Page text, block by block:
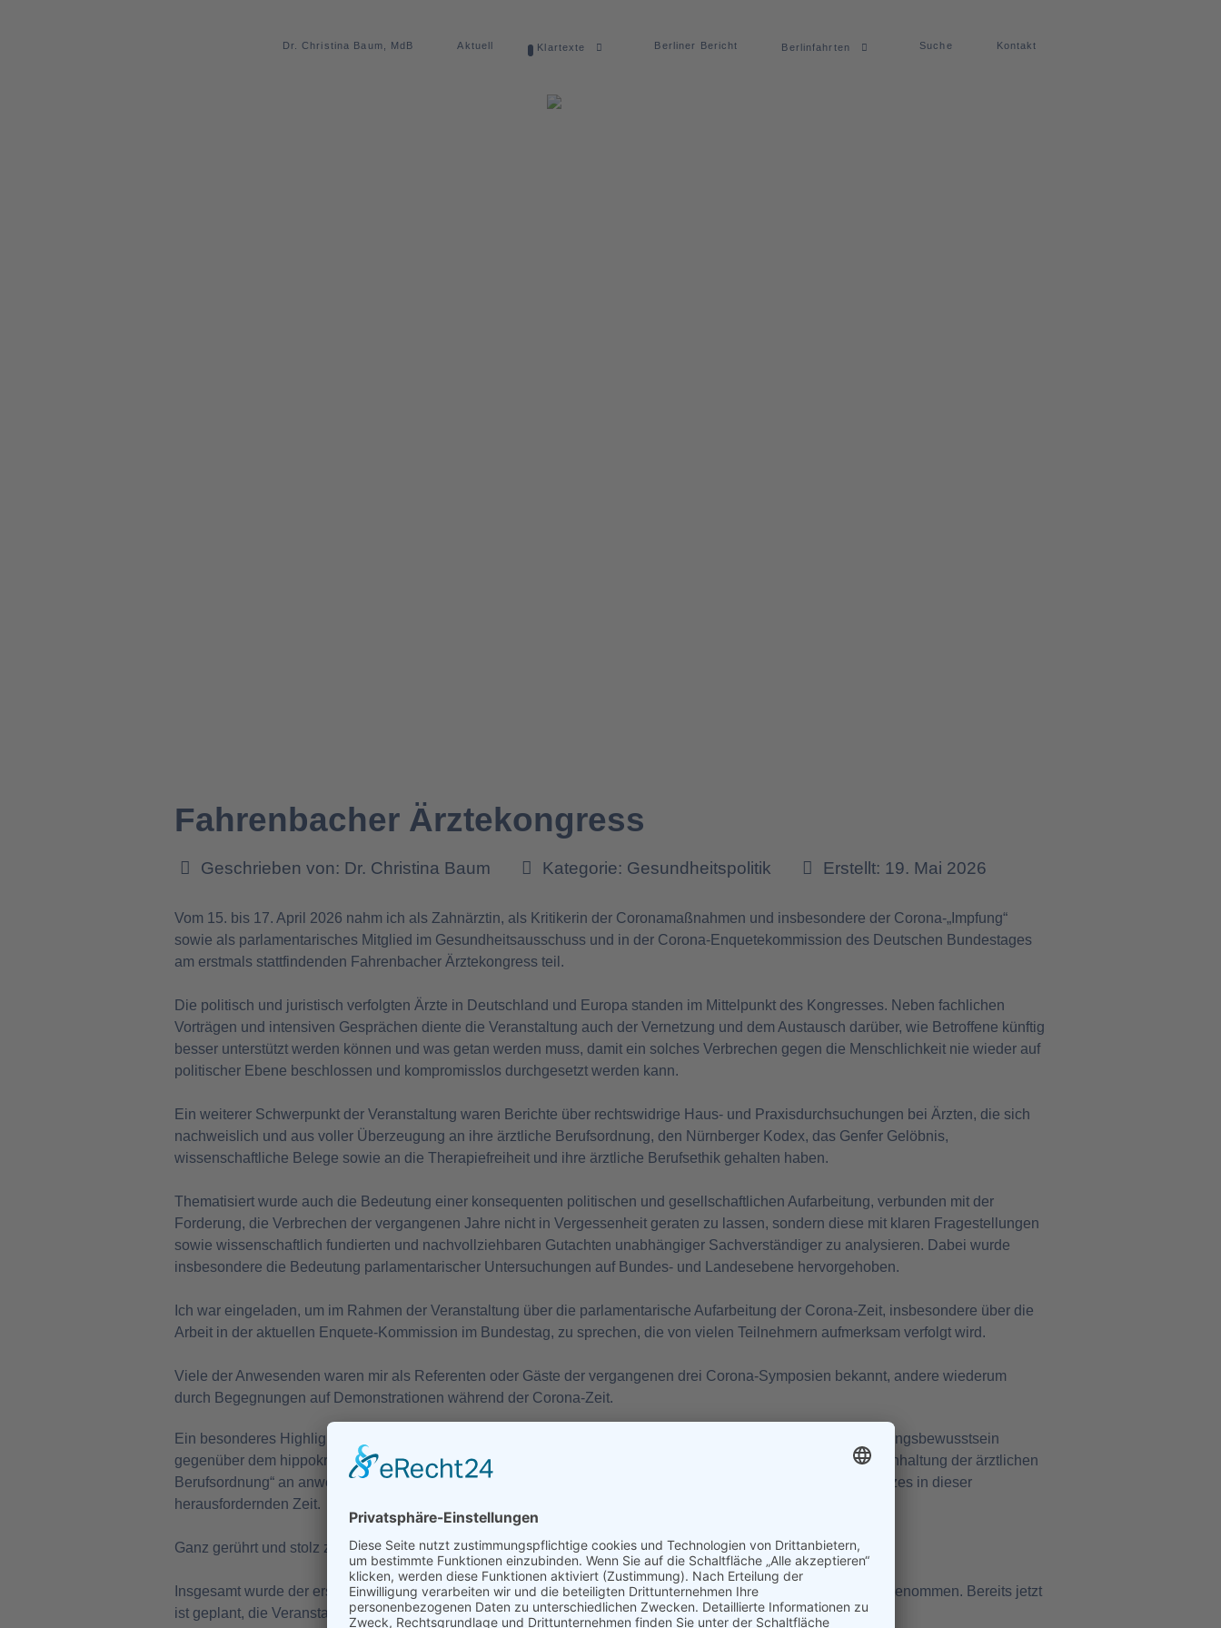
Dr. Christina Baum, MdB Aktuell Klartexte Berliner Bericht Berlinfahrten Suche Kontakt
Fahrenbacher Ärztekongress
Geschrieben von: Dr. Christina Baum Kategorie: Gesundheitspolitik Erstellt: 19. Mai 2026
Vom 15. bis 17. April 2026 nahm ich als Zahnärztin, als Kritikerin der Coronamaßnahmen und insbesondere der Corona-„Impfung“
sowie als parlamentarisches Mitglied im Gesundheitsausschuss und in der Corona-Enquetekommission des Deutschen Bundestages
am erstmals stattfindenden Fahrenbacher Ärztekongress teil.
Die politisch und juristisch verfolgten Ärzte in Deutschland und Europa standen im Mittelpunkt des Kongresses. Neben fachlichen
Vorträgen und intensiven Gesprächen diente die Veranstaltung auch der Vernetzung und dem Austausch darüber, wie Betroffene künftig
besser unterstützt werden können und was getan werden muss, damit ein solches Verbrechen gegen die Menschlichkeit nie wieder auf
politischer Ebene beschlossen und kompromisslos durchgesetzt werden kann.
Ein weiterer Schwerpunkt der Veranstaltung waren Berichte über rechtswidrige Haus- und Praxisdurchsuchungen bei Ärzten, die sich
nachweislich und aus voller Überzeugung an ihre ärztliche Berufsordnung, den Nürnberger Kodex, das Genfer Gelöbnis,
wissenschaftliche Belege sowie an die Therapiefreiheit und ihre ärztliche Berufsethik gehalten haben.
Thematisiert wurde auch die Bedeutung einer konsequenten politischen und gesellschaftlichen Aufarbeitung, verbunden mit der
Forderung, die Verbrechen der vergangenen Jahre nicht in Vergessenheit geraten zu lassen, sondern diese mit klaren Fragestellungen
sowie wissenschaftlich fundierten und nachvollziehbaren Gutachten unabhängiger Sachverständiger zu analysieren. Dabei wurde
insbesondere die Bedeutung parlamentarischer Untersuchungen auf Bundes- und Landesebene hervorgehoben.
Ich war eingeladen, um im Rahmen der Veranstaltung über die parlamentarische Aufarbeitung der Corona-Zeit, insbesondere über die
Arbeit in der aktuellen Enquete-Kommission im Bundestag, zu sprechen, die von vielen Teilnehmern aufmerksam verfolgt wird.
Viele der Anwesenden waren mir als Referenten oder Gäste der vergangenen drei Corona-Symposien bekannt, andere wiederum
durch Begegnungen auf Demonstrationen während der Corona-Zeit.
Ein besonderes Highlight war die Überreichung von Urkunden „für Mut und Aufrichtigkeit, Treue und Verantwortungsbewusstsein
gegenüber dem hippokratischen Eid, dem Genfer Gelöbnis, dem Nürnberger Kodex sowie für die vorbildliche Einhaltung der ärztlichen
Berufsordnung“ an anwesende, aber auch an bereits verstorbene Kollegen zur Ehrung ihres schwierigen Einsatzes in dieser
herausfordernden Zeit.
Ganz gerührt und stolz zugleich war ich, da auch ich mit einer solchen Urkunde bedacht wurde.
Insgesamt wurde der erste Fahrenbacher Ärztekongress als sehr gelungen, intensiv und zukunftsweisend wahrgenommen. Bereits jetzt
ist geplant, die Veranstaltung künftig regelmäßig stattfinden zu lassen.